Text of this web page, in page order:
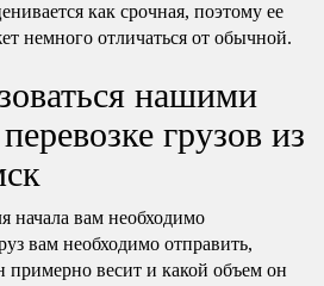
как срочная, поэтому ее
немного отличаться от обычной.
нашими
грузов из
начала вам необходимо
вам необходимо отправить,
примерно весит и какой объем он